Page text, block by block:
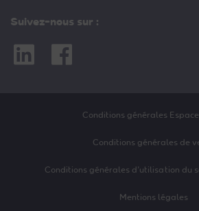
Suivez-nous sur :
LinkedinFacebook
Conditions générales
Conditions générales de
Conditions générales d’utilisation du
Mentions légales